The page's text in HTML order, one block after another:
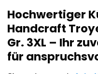
Hochwertiger
Handcraft
Gr. 3XL – Ihr
für